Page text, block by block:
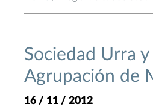
Sociedad Urra
Agrupación de
16 / 11 / 2012